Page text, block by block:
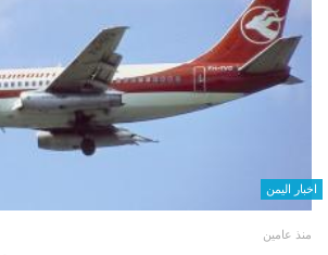
اخبار اليمن
منذ عامين